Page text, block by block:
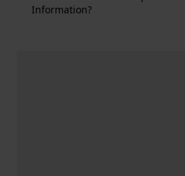
Information?